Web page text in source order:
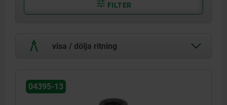
FILTER
visa / dölja ritning
04395-13